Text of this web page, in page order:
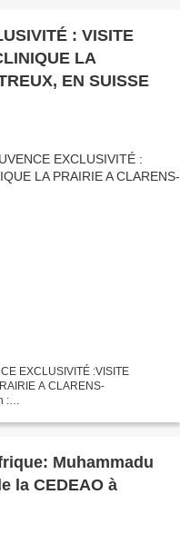
: VISITE
LA
EN SUISSE
EXCLUSIVITÉ :VISITE
A CLARENS-
:
Muhammadu
la CEDEAO à